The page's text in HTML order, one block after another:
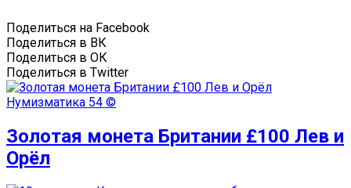
Поделиться на Facebook
Поделиться в ВК
Поделиться в ОК
Поделиться в Twitter
Нумизматика 54 ©
Золотая монета Британии £100 Лев и
Орёл